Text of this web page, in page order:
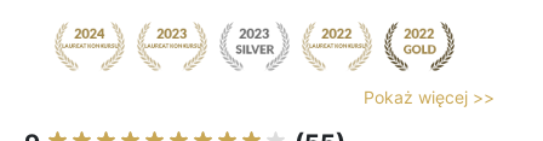
Pokaż więcej >>